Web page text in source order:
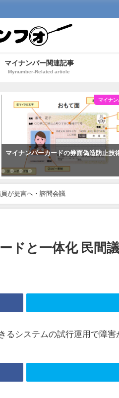
マイナンバー関連記事
Mynumber-Related article
マイナン
マイナンバーカードの券面偽造防止技
が提言へ・諮問会議
ドと一体化 民間
システムの試行運用で障